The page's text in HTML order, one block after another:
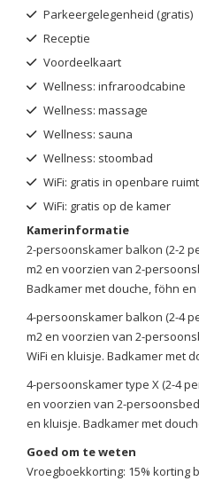
Parkeergelegenheid (gratis)
Receptie
Voordeelkaart
Wellness: infraroodcabine
Wellness: massage
Wellness: sauna
Wellness: stoombad
WiFi: gratis in openbare
WiFi: gratis op de kamer
Kamerinformatie
2-persoonskamer balkon (2-2
m2 en voorzien van 2-
Badkamer met douche, föhn en
4-persoonskamer balkon (2-4
m2 en voorzien van 2-
WiFi en kluisje. Badkamer met
4-persoonskamer type X (2-4
en voorzien van 2-
en kluisje. Badkamer met
Goed om te weten
Vroegboekkorting: 15% korting